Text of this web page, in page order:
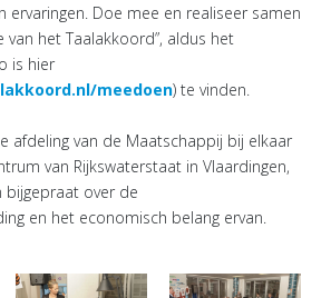
ervaringen. Doe mee en realiseer samen
het Taalakkoord”, aldus het
is hier
meedoen) te vinden.
afdeling van de Maatschappij bij elkaar
van Rijkswaterstaat in Vlaardingen,
over de
en het economisch belang ervan.